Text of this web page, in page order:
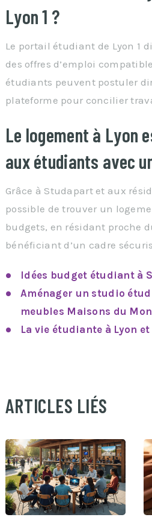
Lyon 1 ?
Le portail étudiant de Lyon 1
des offres d’emploi
étudiants peuvent postuler
plateforme pour concilier
Le logement à Lyon
aux étudiants avec
Grâce à Studapart et aux
possible de trouver un
budgets, en résidant proche
bénéficiant d’un cadre
Idées budget étudiant à
Aménager un studio
meubles Maisons du
La vie étudiante à Lyon
ARTICLES LIÉS